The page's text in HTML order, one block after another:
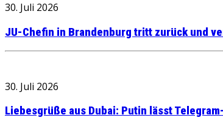
30. Juli 2026
JU-Chefin in Brandenburg tritt zurück und
30. Juli 2026
Liebesgrüße aus Dubai: Putin lässt